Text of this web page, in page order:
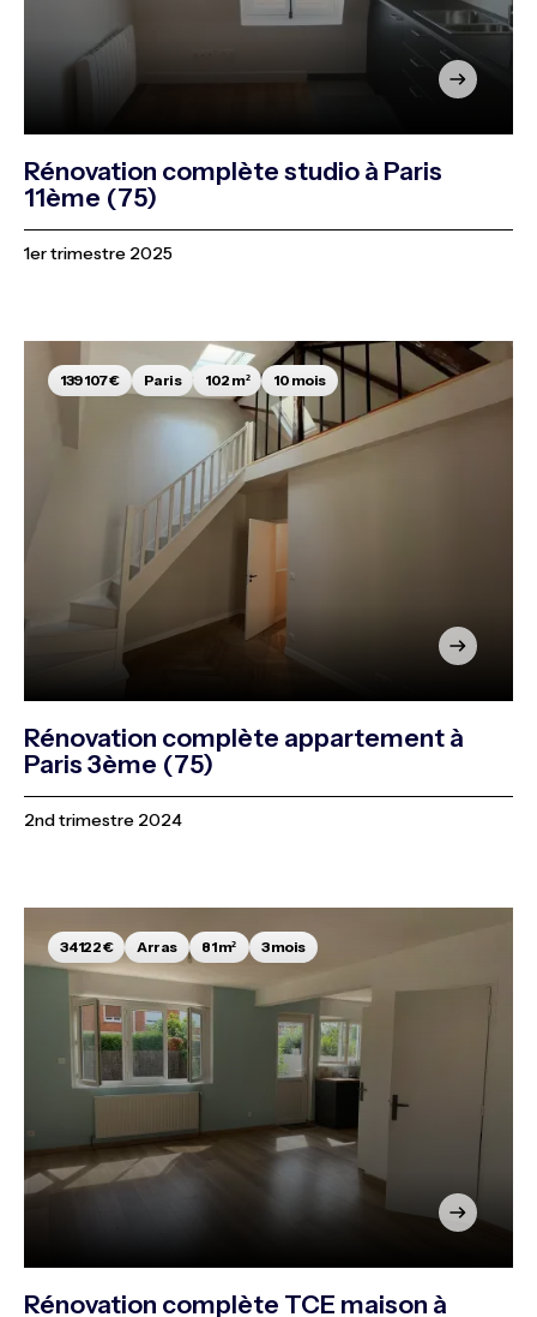
Rénovation complète studio à Paris
11ème (75)
1er trimestre 2025
139 107 € Paris 102 m² 10 mois
Rénovation complète appartement à
Paris 3ème (75)
2nd trimestre 2024
34 122 € Arras 81 m² 3 mois
Rénovation complète TCE maison à